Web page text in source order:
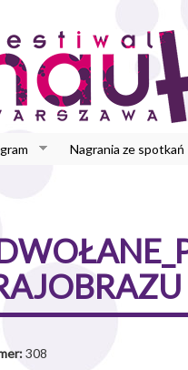
Nagrania ze spotkań
308